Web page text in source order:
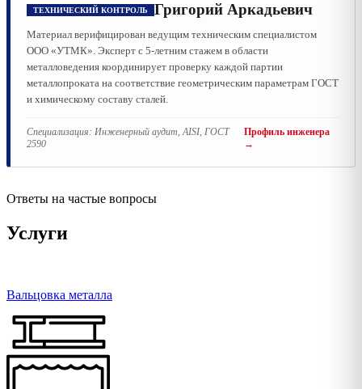
ТЕХНИЧЕСКИЙ КОНТРОЛЬ Григорий Аркадьевич
Материал верифицирован ведущим техническим специалистом
ООО «УТМК». Эксперт с 5-летним стажем в области
металловедения координирует проверку каждой партии
металлопроката на соответствие геометрическим параметрам ГОСТ
и химическому составу сталей.
Специализация: Инженерный аудит, AISI, ГОСТ
2590
Профиль инженера
→
Ответы на частые вопросы
Услуги
Вальцовка металла